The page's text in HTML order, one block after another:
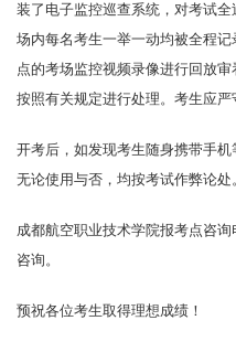
装了电子监控巡查系统，对考试
场内每名考生一举一动均被全程
点的考场监控视频录像进行回放
按照有关规定进行处理。考生应严
开考后，如发现考生随身携带手
无论使用与否，均按考试作弊论处
成都航空职业技术学院报考点咨
咨询。
预祝各位考生取得理想成绩！